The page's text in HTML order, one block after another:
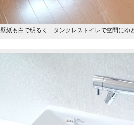
壁紙も白で明るく タンクレストイレで空間にゆ